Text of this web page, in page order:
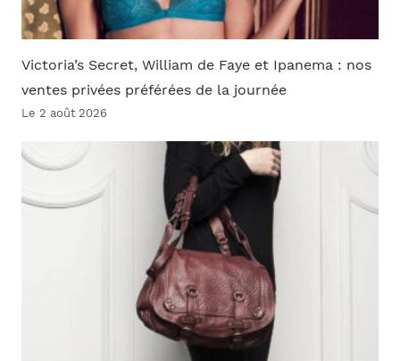
Victoria’s Secret, William de Faye et Ipanema : nos
ventes privées préférées de la journée
Le 2 août 2026